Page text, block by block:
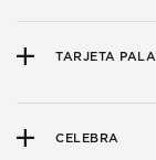
TARJETA
CELEBRA